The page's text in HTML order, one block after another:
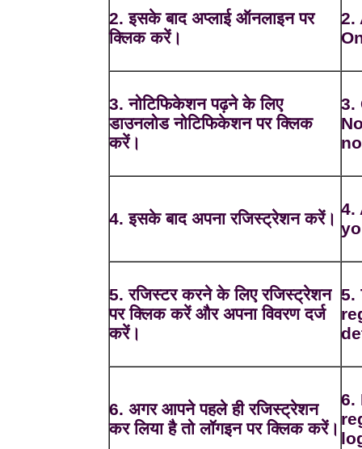
2. इसके बाद अप्लाई ऑनलाइन पर
क्लिक करें।
2.
3. नोटिफिकेशन पढ़ने के लिए
डाउनलोड नोटिफिकेशन पर क्लिक
करें।
3.
4. इसके बाद अपना रजिस्ट्रेशन करें।
4.
5. रजिस्टर करने के लिए रजिस्ट्रेशन
पर क्लिक करें और अपना विवरण दर्ज
करें।
5.
6. अगर आपने पहले ही रजिस्ट्रेशन
कर लिया है तो लॉगइन पर क्लिक करें।
6.